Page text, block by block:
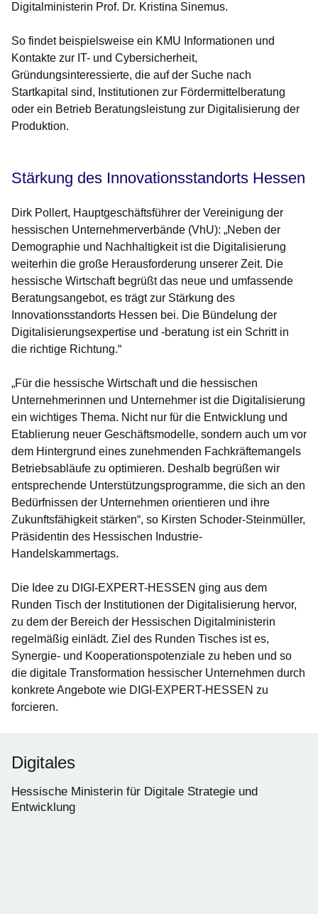
Digitalministerin Prof. Dr. Kristina Sinemus.
So findet beispielsweise ein KMU Informationen und
Kontakte zur IT- und Cybersicherheit,
Gründungsinteressierte, die auf der Suche nach
Startkapital sind, Institutionen zur Fördermittelberatung
oder ein Betrieb Beratungsleistung zur Digitalisierung der
Produktion.
Stärkung des Innovationsstandorts Hessen
Dirk Pollert, Hauptgeschäftsführer der Vereinigung der
hessischen Unternehmerverbände (VhU): „Neben der
Demographie und Nachhaltigkeit ist die Digitalisierung
weiterhin die große Herausforderung unserer Zeit. Die
hessische Wirtschaft begrüßt das neue und umfassende
Beratungsangebot, es trägt zur Stärkung des
Innovationsstandorts Hessen bei. Die Bündelung der
Digitalisierungsexpertise und -beratung ist ein Schritt in
die richtige Richtung.“
„Für die hessische Wirtschaft und die hessischen
Unternehmerinnen und Unternehmer ist die Digitalisierung
ein wichtiges Thema. Nicht nur für die Entwicklung und
Etablierung neuer Geschäftsmodelle, sondern auch um vor
dem Hintergrund eines zunehmenden Fachkräftemangels
Betriebsabläufe zu optimieren. Deshalb begrüßen wir
entsprechende Unterstützungsprogramme, die sich an den
Bedürfnissen der Unternehmen orientieren und ihre
Zukunftsfähigkeit stärken“, so Kirsten Schoder-Steinmüller,
Präsidentin des Hessischen Industrie-
Handelskammertags.
Die Idee zu DIGI-EXPERT-HESSEN ging aus dem
Runden Tisch der Institutionen der Digitalisierung hervor,
zu dem der Bereich der Hessischen Digitalministerin
regelmäßig einlädt. Ziel des Runden Tisches ist es,
Synergie- und Kooperationspotenziale zu heben und so
die digitale Transformation hessischer Unternehmen durch
konkrete Angebote wie DIGI-EXPERT-HESSEN zu
forcieren.
Digitales
Hessische Ministerin für Digitale Strategie und
Entwicklung